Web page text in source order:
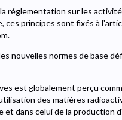
réglementation sur les
principes sont fixés à
nouvelles normes de base
est globalement perçu
des matières
et dans celui de la production